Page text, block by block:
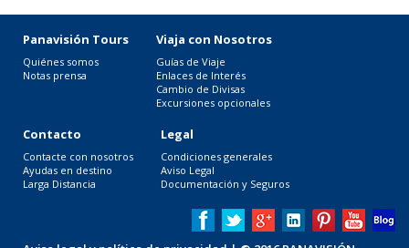
Panavisión Tours
Quiénes somos
Notas prensa
Viaja con Nosotros
Guías de Viaje
Enlaces de Interés
Cambio de Divisas
Excursiones opcionales
Contacto
Contacte con nosotros
Ayudas en destino
Larga Distancia
Legal
Condiciones generales
Aviso Legal
Documentación y Seguros